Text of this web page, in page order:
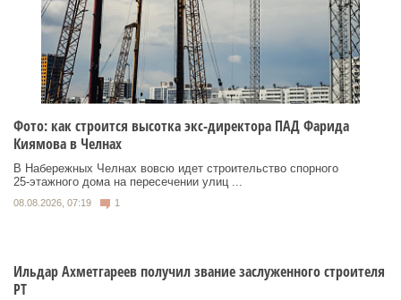
Фото: как строится высотка экс-директора ПАД Фарида
Киямова в Челнах
В Набережных Челнах вовсю идет строительство спорного
25‑этажного дома на пересечении улиц ...
08.08.2026, 07:19 1
Ильдар Ахметгареев получил звание заслуженного строителя
РТ